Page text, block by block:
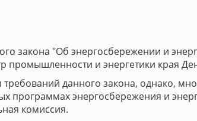
закона "Об энергосбережении и
промышленности и энергетики края
данного закона, однако,
программах энергосбережения и
комиссия.